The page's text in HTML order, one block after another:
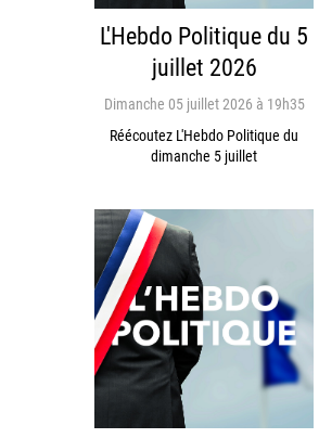
L'Hebdo Politique du 5
juillet 2026
Dimanche 05 juillet 2026 à 19h35
Réécoutez L'Hebdo Politique du
dimanche 5 juillet